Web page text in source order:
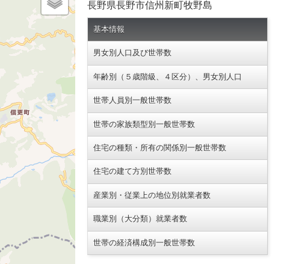
長野県長野市信州新町牧野島
基本情報
男女別人口及び世帯数
年齢別（５歳階級、４区分）、男女別人口
世帯人員別一般世帯数
世帯の家族類型別一般世帯数
住宅の種類・所有の関係別一般世帯数
住宅の建て方別世帯数
産業別・従業上の地位別就業者数
職業別（大分類）就業者数
世帯の経済構成別一般世帯数